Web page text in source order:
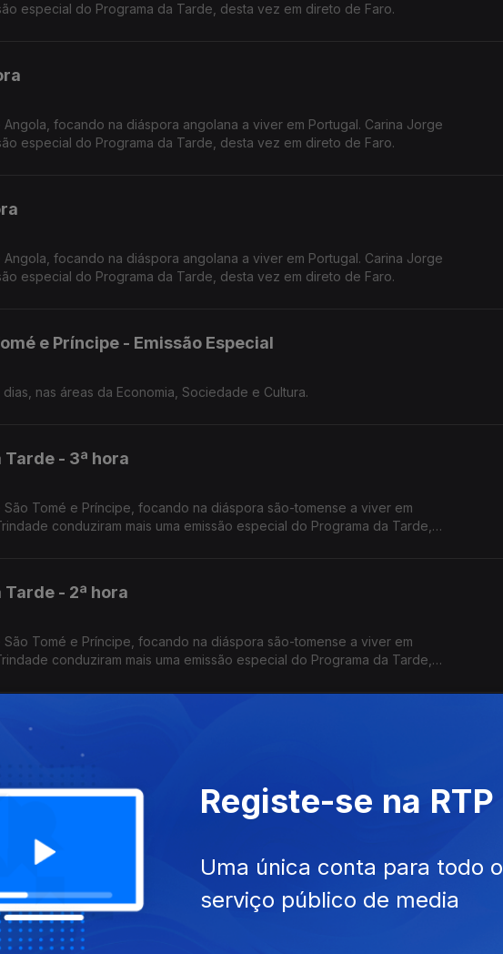
especial do Programa da Tarde, desta vez em direto de Faro.
focando na diáspora angolana a viver em Portugal. Carina Jorge
especial do Programa da Tarde, desta vez em direto de Faro.
focando na diáspora angolana a viver em Portugal. Carina Jorge
especial do Programa da Tarde, desta vez em direto de Faro.
e Príncipe - Emissão Especial
O retrato de São Tomé e Príncipe dos nossos dias, nas áreas da Economia, Sociedade e Cultura.
Tarde - 3ª hora
Tomé e Príncipe, focando na diáspora são-tomense a viver em
conduziram mais uma emissão especial do Programa da Tarde,
- 2ª hora
Tomé e Príncipe, focando na diáspora são-tomense a viver em
conduziram mais uma emissão especial do Programa da Tarde,
- 1ª hora
Tomé e Príncipe, focando na diáspora são-tomense a viver em
conduziram mais uma emissão especial do Programa da Tarde,
dos 50 anos de independência
de Cabo Verde dos nossos dias, nas áreas da Economia, Sociedade e
Nuno Sardinha.
Registe-se na RTP
Uma única conta para todo o
serviço público de media